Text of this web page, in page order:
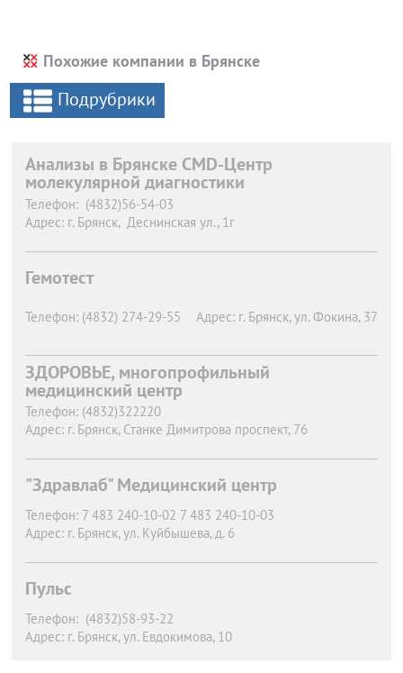
Похожие компании в Брянске
Подрубрики
Анализы в Брянске CMD-Центр
молекулярной диагностики
Телефон: (4832)56-54-03
Адрес: г. Брянск, Деснинская ул., 1г
Гемотест
Телефон: (4832) 274-29-55 Адрес: г. Брянск, ул. Фокина, 37
ЗДОРОВЬЕ, многопрофильный
медицинский центр
Телефон: (4832)322220
Адрес: г. Брянск, Станке Димитрова проспект, 76
"Здравлаб" Медицинский центр
Телефон: 7 483 240-10-02 7 483 240-10-03
Адрес: г. Брянск, ул. Куйбышева, д. 6
Пульс
Телефон: (4832)58-93-22
Адрес: г. Брянск, ул. Евдокимова, 10